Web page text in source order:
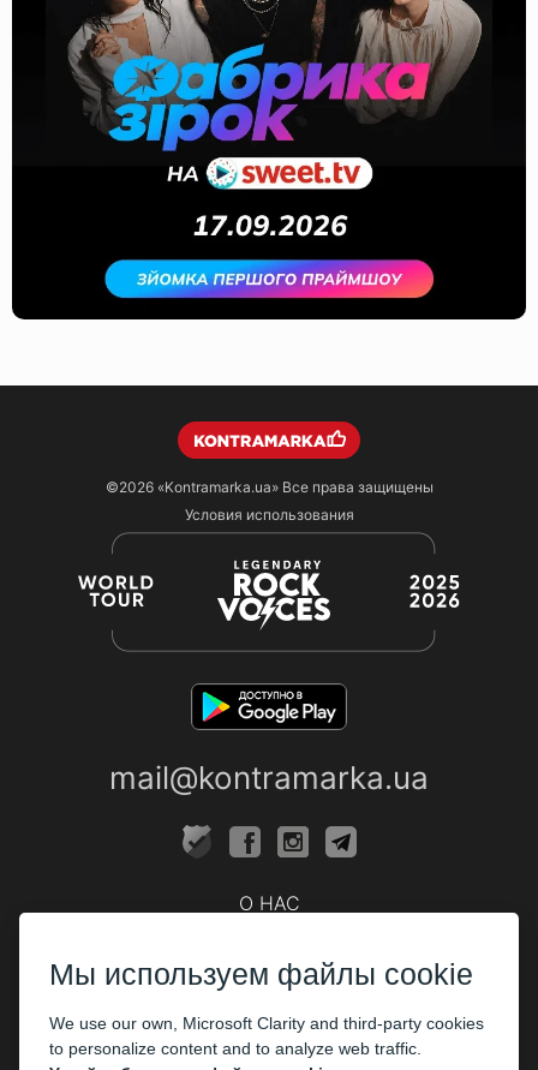
©2026 «Kontramarka.ua»Все права защищены
Условия использования
mail@kontramarka.ua
О НАС
ПАРТНЕРАМ
Организаторам
Мы используем файлы cookie
We use our own, Microsoft Clarity and third-party cookies
to personalize content and to analyze web traffic.